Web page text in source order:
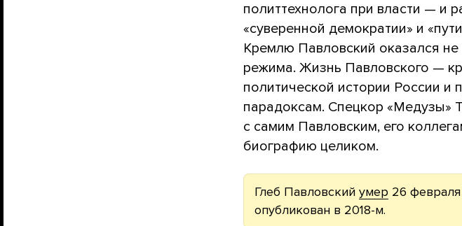
политтехнолога при власти — и
«суверенной демократии» и
Кремлю Павловский оказался
режима. Жизнь Павловского —
политической истории России и
парадоксам. Спецкор «Медузы»
с самим Павловским, его
биографию целиком.
Глеб Павловский умер 26
опубликован в 2018-м.